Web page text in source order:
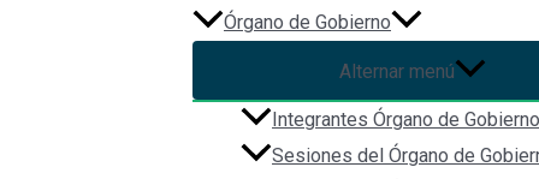
Órgano de Gobierno
Alternar menú
Integrantes Órgano de Gobierno
Sesiones del Órgano de